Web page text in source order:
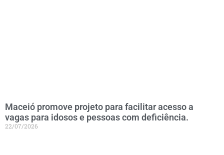
Maceió promove projeto para facilitar acesso a
vagas para idosos e pessoas com deficiência.
22/07/2026